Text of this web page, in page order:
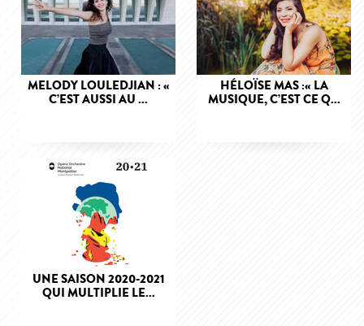
MELODY LOULEDJIAN : «
C’EST AUSSI AU ...
HÉLOÏSE MAS :« LA
MUSIQUE, C’EST CE Q...
UNE SAISON 2020-2021
QUI MULTIPLIE LE...